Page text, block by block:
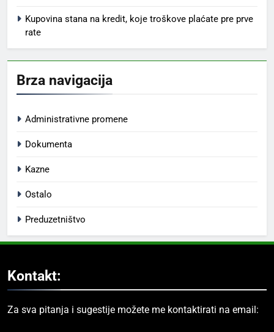
Kupovina stana na kredit, koje troškove plaćate pre prve
rate
Brza navigacija
Administrativne promene
Dokumenta
Kazne
Ostalo
Preduzetništvo
Kontakt:
Za sva pitanja i sugestije možete me kontaktirati na email: